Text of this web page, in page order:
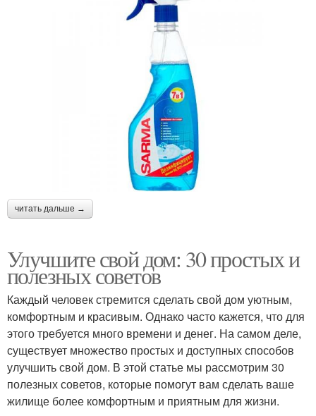
читать дальше →
Улучшите свой дом: 30 простых и
полезных советов
Каждый человек стремится сделать свой дом уютным,
комфортным и красивым. Однако часто кажется, что для
этого требуется много времени и денег. На самом деле,
существует множество простых и доступных способов
улучшить свой дом. В этой статье мы рассмотрим 30
полезных советов, которые помогут вам сделать ваше
жилище более комфортным и приятным для жизни.